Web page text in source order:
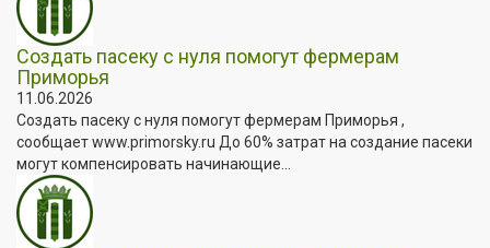
Создать пасеку с нуля помогут фермерам
Приморья
11.06.2026
Создать пасеку с нуля помогут фермерам Приморья ,
сообщает www.primorsky.ru До 60% затрат на создание пасеки
могут компенсировать начинающие...